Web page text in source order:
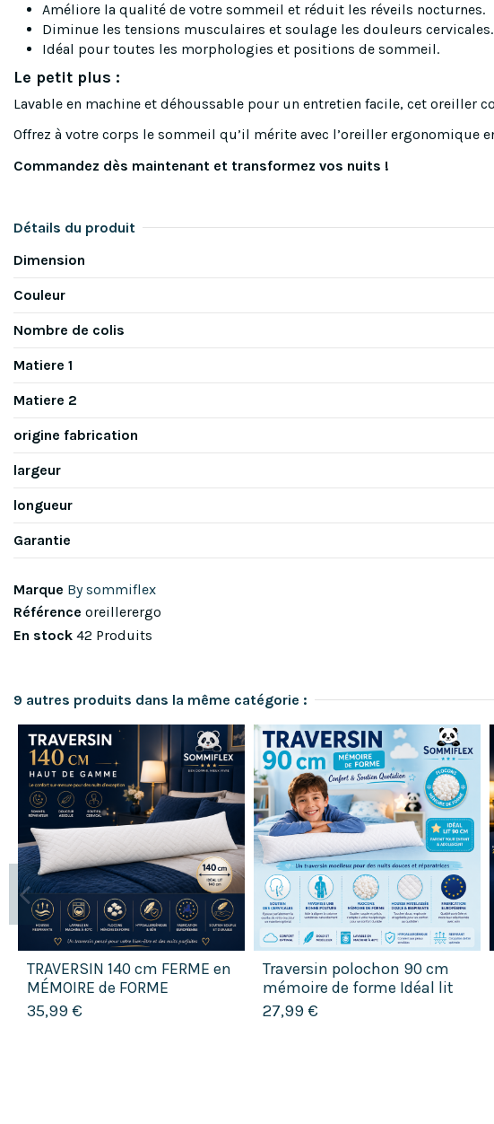
Améliore la qualité de votre sommeil et réduit les réveils nocturnes.
Diminue les tensions musculaires et soulage les douleurs cervicales.
Idéal pour toutes les morphologies et positions de sommeil.
Le petit plus :
Lavable en machine et déhoussable pour un entretien facile, cet oreiller
Offrez à votre corps le sommeil qu’il mérite avec l’oreiller ergonomique
Commandez dès maintenant et transformez vos nuits !
Détails du produit
Dimension
Couleur
Nombre de colis
Matiere 1
Matiere 2
origine fabrication
largeur
longueur
Garantie
Marque By sommiflex
Référence oreillerergo
En stock 42 Produits
9 autres produits dans la même catégorie :
TRAVERSIN 140 cm FERME en
MÉMOIRE de FORME
35,99 €
Traversin polochon 90 cm
mémoire de forme Idéal lit
double Confort ferme
27,99 €